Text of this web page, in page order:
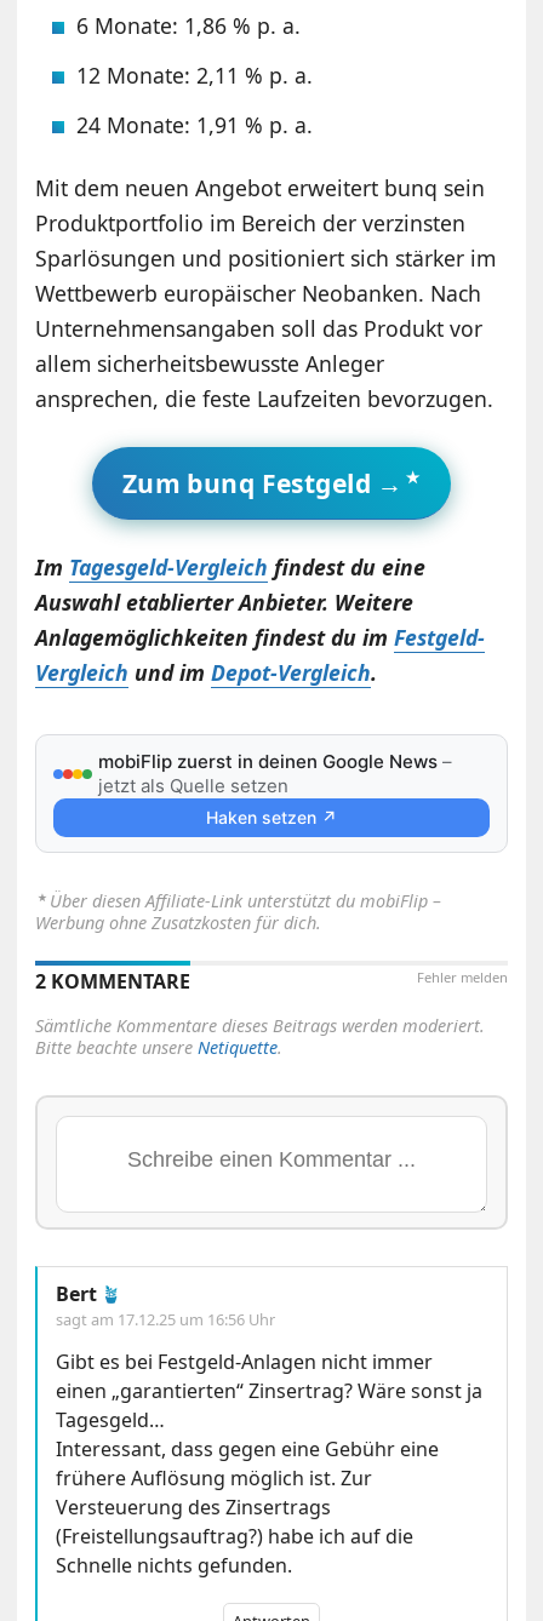
6 Monate: 1,86 % p. a.
12 Monate: 2,11 % p. a.
24 Monate: 1,91 % p. a.
Mit dem neuen Angebot erweitert bunq sein
Produktportfolio im Bereich der verzinsten
Sparlösungen und positioniert sich stärker im
Wettbewerb europäischer Neobanken. Nach
Unternehmensangaben soll das Produkt vor
allem sicherheitsbewusste Anleger
ansprechen, die feste Laufzeiten bevorzugen.
Zum bunq Festgeld →
Im Tagesgeld-Vergleich findest du eine
Auswahl etablierter Anbieter. Weitere
Anlagemöglichkeiten findest du imFestgeld-
Vergleich und imDepot-Vergleich.
mobiFlip zuerst in deinen Google News –
jetzt als Quelle setzen
Haken setzen ↗
⋆ Über diesen Affiliate-Link unterstützt du mobiFlip –
Werbung ohne Zusatzkosten für dich.
Fehler melden
2 KOMMENTARE
Sämtliche Kommentare dieses Beitrags werden moderiert.
Bitte beachte unsere Netiquette.
Bert 🪴
sagt am 17.12.25 um 16:56 Uhr
Gibt es bei Festgeld-Anlagen nicht immer
einen „garantierten“ Zinsertrag? Wäre sonst ja
Tagesgeld…
Interessant, dass gegen eine Gebühr eine
frühere Auflösung möglich ist. Zur
Versteuerung des Zinsertrags
(Freistellungsauftrag?) habe ich auf die
Schnelle nichts gefunden.